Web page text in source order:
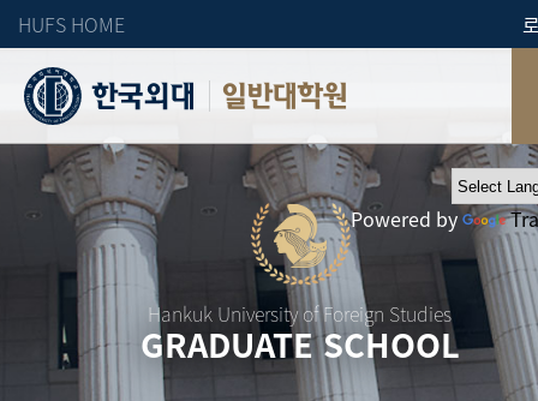
HUFS HOME
일반대학원
Hankuk University of Foreign Studies
GRADUATE SCHOOL
Powered by